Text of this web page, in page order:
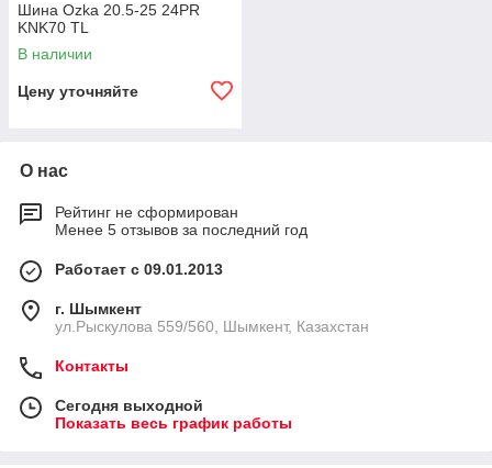
Шина Ozka 20.5-25 24PR
KNK70 TL
В наличии
Цену уточняйте
О нас
Рейтинг не сформирован
Менее 5 отзывов за последний год
Работает с 09.01.2013
г. Шымкент
ул.Рыскулова 559/560, Шымкент, Казахстан
Контакты
Сегодня выходной
Показать весь график работы